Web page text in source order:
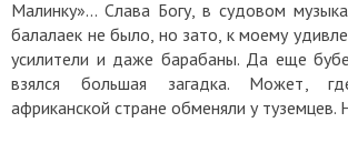
Малинку»... Слава Богу, в судовом
балалаек не было, но зато, к моему
усилители и даже барабаны. Да еще
взялся большая загадка. Может,
африканской стране обменяли у туземцев.